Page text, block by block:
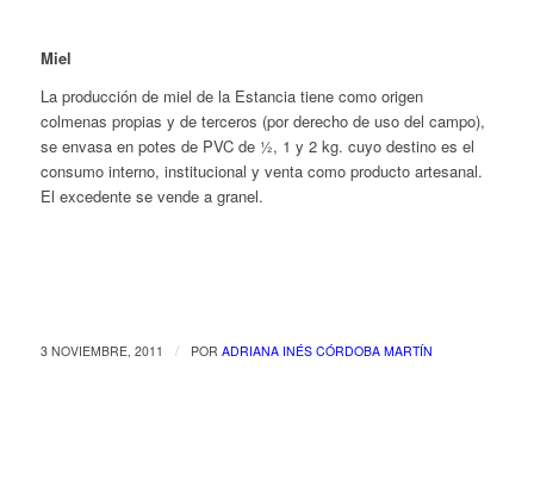
Miel
La producción de miel de la Estancia tiene como origen
colmenas propias y de terceros (por derecho de uso del campo),
se envasa en potes de PVC de ½, 1 y 2 kg. cuyo destino es el
consumo interno, institucional y venta como producto artesanal.
El excedente se vende a granel.
3 NOVIEMBRE, 2011 / POR ADRIANA INÉS CÓRDOBA MARTÍN